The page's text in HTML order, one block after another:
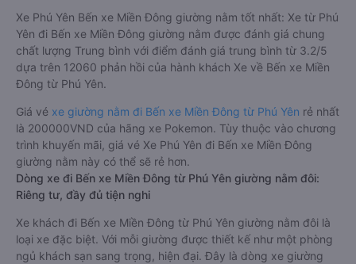
Xe Phú Yên Bến xe Miền Đông giường nằm tốt nhất: Xe từ Phú
Yên đi Bến xe Miền Đông giường nằm được đánh giá chung
chất lượng Trung bình với điểm đánh giá trung bình từ 3.2/5
dựa trên 12060 phản hồi của hành khách Xe về Bến xe Miền
Đông từ Phú Yên.
Giá vé xe giường nằm đi Bến xe Miền Đông từ Phú Yên rẻ nhất
là 200000VND của hãng xe Pokemon. Tùy thuộc vào chương
trình khuyến mãi, giá vé Xe Phú Yên đi Bến xe Miền Đông
giường nằm này có thể sẽ rẻ hơn.
Dòng xe đi Bến xe Miền Đông từ Phú Yên giường nằm đôi:
Riêng tư, đầy đủ tiện nghi
Xe khách đi Bến xe Miền Đông từ Phú Yên giường nằm đôi là
loại xe đặc biệt. Với mỗi giường được thiết kế như một phòng
ngủ khách sạn sang trọng, hiện đại. Đây là dòng xe giường